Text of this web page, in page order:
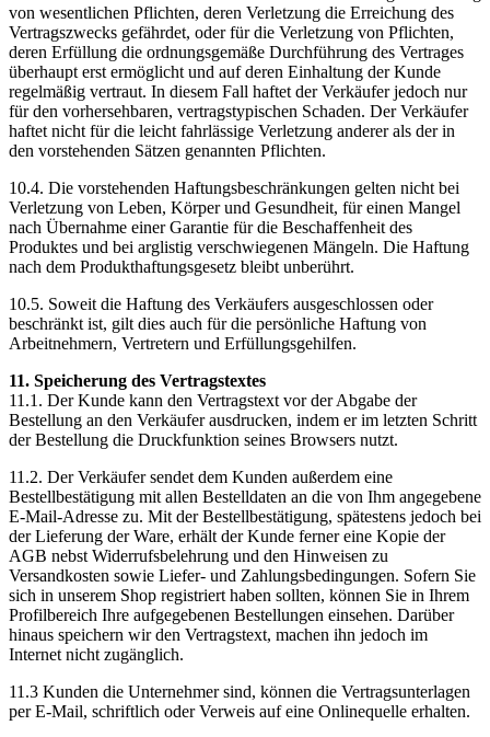
von wesentlichen Pflichten, deren Verletzung die Erreichung des
Vertragszwecks gefährdet, oder für die Verletzung von Pflichten,
deren Erfüllung die ordnungsgemäße Durchführung des Vertrages
überhaupt erst ermöglicht und auf deren Einhaltung der Kunde
regelmäßig vertraut. In diesem Fall haftet der Verkäufer jedoch nur
für den vorhersehbaren, vertragstypischen Schaden. Der Verkäufer
haftet nicht für die leicht fahrlässige Verletzung anderer als der in
den vorstehenden Sätzen genannten Pflichten.
10.4. Die vorstehenden Haftungsbeschränkungen gelten nicht bei
Verletzung von Leben, Körper und Gesundheit, für einen Mangel
nach Übernahme einer Garantie für die Beschaffenheit des
Produktes und bei arglistig verschwiegenen Mängeln. Die Haftung
nach dem Produkthaftungsgesetz bleibt unberührt.
10.5. Soweit die Haftung des Verkäufers ausgeschlossen oder
beschränkt ist, gilt dies auch für die persönliche Haftung von
Arbeitnehmern, Vertretern und Erfüllungsgehilfen.
11. Speicherung des Vertragstextes
11.1. Der Kunde kann den Vertragstext vor der Abgabe der
Bestellung an den Verkäufer ausdrucken, indem er im letzten Schritt
der Bestellung die Druckfunktion seines Browsers nutzt.
11.2. Der Verkäufer sendet dem Kunden außerdem eine
Bestellbestätigung mit allen Bestelldaten an die von Ihm angegebene
E-Mail-Adresse zu. Mit der Bestellbestätigung, spätestens jedoch bei
der Lieferung der Ware, erhält der Kunde ferner eine Kopie der
AGB nebst Widerrufsbelehrung und den Hinweisen zu
Versandkosten sowie Liefer- und Zahlungsbedingungen. Sofern Sie
sich in unserem Shop registriert haben sollten, können Sie in Ihrem
Profilbereich Ihre aufgegebenen Bestellungen einsehen. Darüber
hinaus speichern wir den Vertragstext, machen ihn jedoch im
Internet nicht zugänglich.
11.3 Kunden die Unternehmer sind, können die Vertragsunterlagen
per E-Mail, schriftlich oder Verweis auf eine Onlinequelle erhalten.